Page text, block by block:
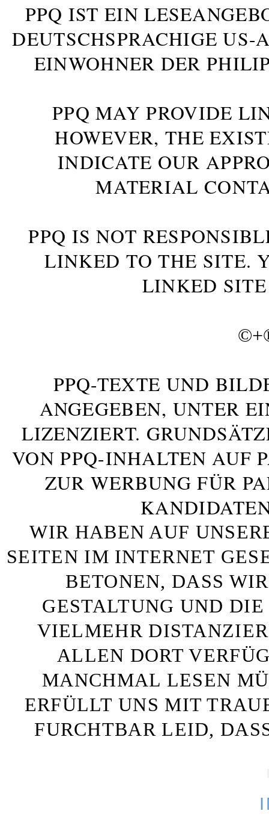
PPQ IST EIN
DEUTSCHSPRACHIGE US-
INWOHNER DER
PPQ MAY PROVIDE
HOWEVER, THE
INDICATE OUR
MATERIAL
PPQ IS NOT
LINKED TO THE SITE.
LINKED
©+
PPQ-TEXTE UND
ANGEGEBEN, UNTER
LIZENZIERT.
VON PPQ-INHALTEN AUF
ZUR WERBUNG FÜR
WIR HABEN AUF
SEITEN IM INTERNET
BETONEN, DASS
GESTALTUNG UND
VIELMEHR
ALLEN DORT
MANCHMAL LESEN
ERFÜLLT UNS MIT
FURCHTBAR LEID,